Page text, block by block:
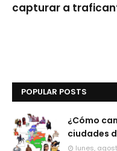
capturar a
POPULAR POSTS
¿Cómo
ciudades
lunes,